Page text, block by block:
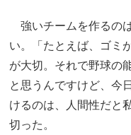
強いチームを作るの
い。「たとえば、ゴミ
が大切。それで野球の
と思うんですけど、今
けるのは、人間性だと
切った。